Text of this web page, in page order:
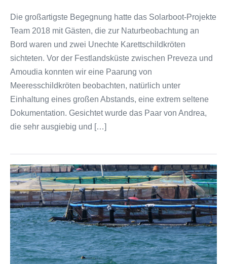
Die großartigste Begegnung hatte das Solarboot-Projekte
Team 2018 mit Gästen, die zur Naturbeobachtung an
Bord waren und zwei Unechte Karettschildkröten
sichteten. Vor der Festlandsküste zwischen Preveza und
Amoudia konnten wir eine Paarung von
Meeresschildkröten beobachten, natürlich unter
Einhaltung eines großen Abstands, eine extrem seltene
Dokumentation. Gesichtet wurde das Paar von Andrea,
die sehr ausgiebig und […]
Caretta
Caretta
im
Ambrakischen
Golf